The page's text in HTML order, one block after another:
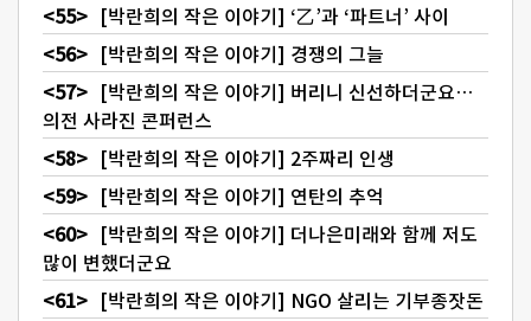
[박란희의 작은 이야기] ‘乙’과 ‘파트너’ 사이
[박란희의 작은 이야기] 경쟁의 그늘
[박란희의 작은 이야기] 버리니 신선하더군요…
의전 사라진 콘퍼런스
[박란희의 작은 이야기] 2주짜리 인생
[박란희의 작은 이야기] 연탄의 추억
[박란희의 작은 이야기] 더나은미래와 함께 저도
많이 변했더군요
[박란희의 작은 이야기] NGO 살리는 기부종잣돈